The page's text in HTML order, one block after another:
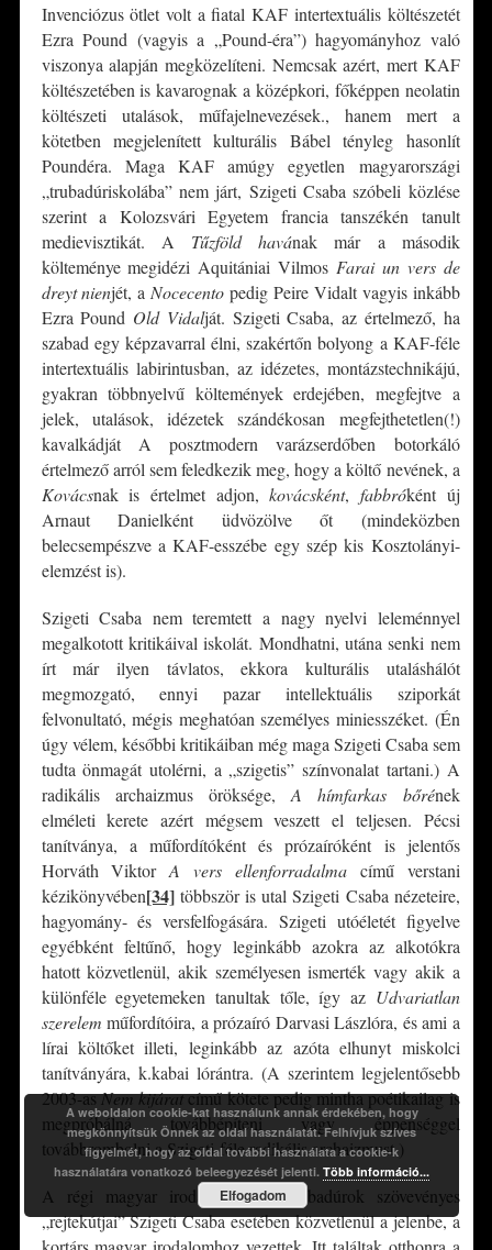
Invenciózus ötlet volt a fiatal KAF intertextuális költészetét
Ezra Pound (vagyis a „Pound-éra”) hagyományhoz való
viszonya alapján megközelíteni. Nemcsak azért, mert KAF
költészetében is kavarognak a középkori, főképpen neolatin
költészeti utalások, műfajelnevezések., hanem mert a
kötetben megjelenített kulturális Bábel tényleg hasonlít
Poundéra. Maga KAF amúgy egyetlen magyarországi
„trubadúriskolába” nem járt, Szigeti Csaba szóbeli közlése
szerint a Kolozsvári Egyetem francia tanszékén tanult
medievisztikát. A Tűzföld havának már a második
költeménye megidézi Aquitániai Vilmos Farai un vers de
dreyt nienjét, a Nocecento pedig Peire Vidalt vagyis inkább
Ezra Pound Old Vidalját. Szigeti Csaba, az értelmező, ha
szabad egy képzavarral élni, szakértőn bolyong a KAF-féle
intertextuális labirintusban, az idézetes, montázstechnikájú,
gyakran többnyelvű költemények erdejében, megfejtve a
jelek, utalások, idézetek szándékosan megfejthetetlen(!)
kavalkádját A posztmodern varázserdőben botorkáló
értelmező arról sem feledkezik meg, hogy a költő nevének, a
Kovácsnak is értelmet adjon,kovácsként,fabbróként új
Arnaut Danielként üdvözölve őt (mindeközben
belecsempészve a KAF-esszébe egy szép kis Kosztolányi-
elemzést is).
Szigeti Csaba nem teremtett a nagy nyelvi leleménnyel
megalkotott kritikáival iskolát. Mondhatni, utána senki nem
írt már ilyen távlatos, ekkora kulturális utaláshálót
megmozgató, ennyi pazar intellektuális sziporkát
felvonultató, mégis meghatóan személyes miniesszéket. (Én
úgy vélem, későbbi kritikáiban még maga Szigeti Csaba sem
tudta önmagát utolérni, a „szigetis” színvonalat tartani.) A
radikális archaizmus öröksége,A hímfarkas bőrének
elméleti kerete azért mégsem veszett el teljesen. Pécsi
tanítványa, a műfordítóként és prózaíróként is jelentős
Horváth ViktorA vers ellenforradalmacímű verstani
kézikönyvében[34]többször is utal Szigeti Csaba nézeteire,
hagyomány- és versfelfogására. Szigeti utóéletét figyelve
egyébként feltűnő, hogy leginkább azokra az alkotókra
hatott közvetlenül, akik személyesen ismerték vagy akik a
különféle egyetemeken tanultak tőle, így az Udvariatlan
szerelem műfordítóira, a prózaíró Darvasi Lászlóra, és ami a
lírai költőket illeti, leginkább az azóta elhunyt miskolci
tanítványára, k.kabai lórántra. (A szerintem legjelentősebb
2003-asNem kijáratcímű kötete pedig mintha poétikailag is
megpróbálná továbbépíteni vagy éppenséggel
továbbrombolni a Szigeti-féle radikális archaizmust.)
A régi magyar irodalom és a trubadúrok szövevényes
„rejtekútjai” Szigeti Csaba esetében közvetlenül a jelenbe, a
A weboldalon cookie-kat használunk annak érdekében, hogy
megkönnyítsük Önnek az oldal használatát. Felhívjuk szíves
figyelmét, hogy az oldal további használata a cookie-k
használatára vonatkozó beleegyezését jelenti.Több információ...
Elfogadom